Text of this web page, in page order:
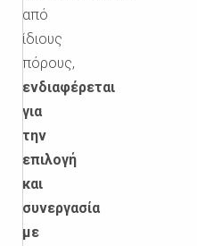
από
ίδιους
πόρους,
ενδιαφέρεται
για
την
επιλογή
και
συνεργασία
με